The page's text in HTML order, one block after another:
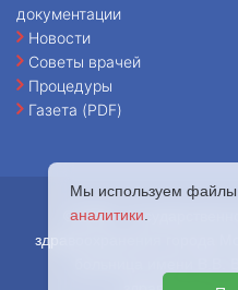
документации
Новости
Советы врачей
Процедуры
Газета (PDF)
© 2026 -
здравоохранения города
Мы используем файлы
аналитики